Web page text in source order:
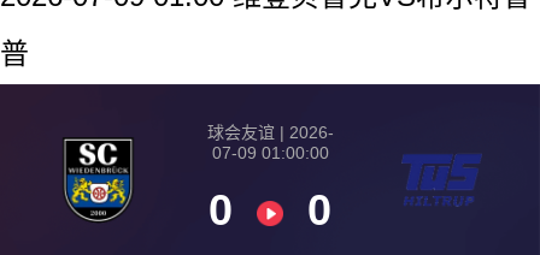
普
球会友谊 | 2026-
07-09 01:00:00
0 0